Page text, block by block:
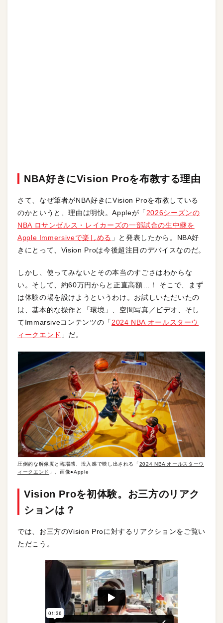
NBA好きにVision Proを布教する理由
さて、なぜ筆者がNBA好きにVision Proを布教している
のかというと、理由は明快。Appleが「2026シーズンの
NBA ロサンゼルス・レイカーズの一部試合の生中継を
Apple Immersiveで楽しめる 」と発表したから。NBA好
きにとって、Vision Proは今後超注目のデバイスなのだ。
しかし、使ってみないとその本当のすごさはわからな
い。そして、約60万円からと正直高額…！ そこで、まず
は体験の場を設けようというわけ。お試しいただいたの
は、基本的な操作と「環境」、空間写真／ビデオ、そし
てImmarsiveコンテンツの「2024 NBA オールスターウ
ィークエンド 」だ。
圧倒的な解像度と臨場感、没入感で映し出される「2024 NBA オールスターウ
ィークエンド 」。画像●Apple
Vision Proを初体験。お三方のリアク
ションは？
では、お三方のVision Proに対するリアクションをご覧い
ただこう。